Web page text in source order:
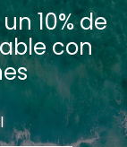
10% de
con